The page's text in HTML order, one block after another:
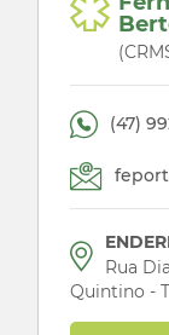
(47)
Rua
Quintino -